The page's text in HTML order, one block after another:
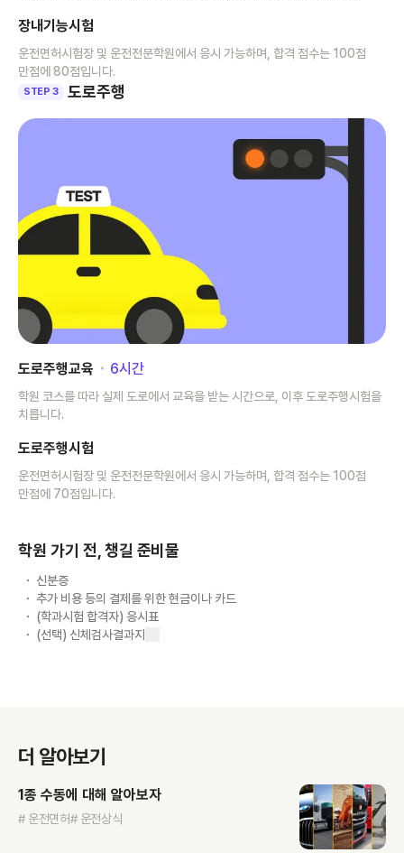
장내기능시험
운전면허시험장 및 운전전문학원에서 응시 가능하며, 합격 점수는 100점
만점에 80점입니다.
STEP 3 도로주행
도로주행교육 ･ 6시간
학원 코스를 따라 실제 도로에서 교육을 받는 시간으로, 이후 도로주행시험을
치릅니다.
도로주행시험
운전면허시험장 및 운전전문학원에서 응시 가능하며, 합격 점수는 100점
만점에 70점입니다.
학원 가기 전, 챙길 준비물
신분증
추가 비용 등의 결제를 위한 현금이나 카드
(학과시험 합격자) 응시표
(선택) 신체검사결과지
더 알아보기
1종 수동에 대해 알아보자
# 운전면허# 운전상식